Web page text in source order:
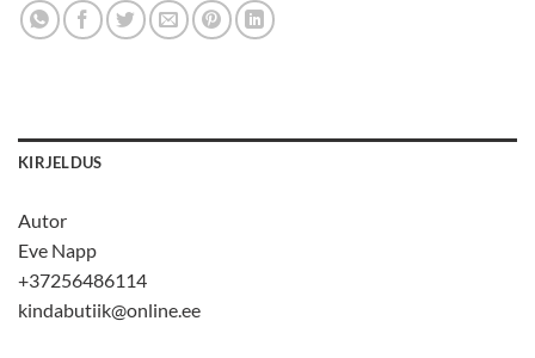
KIRJELDUS
Autor
Eve Napp
+37256486114
kindabutiik@online.ee